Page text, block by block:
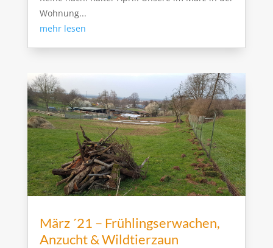
Wohnung...
mehr lesen
März ´21 – Frühlingserwachen,
Anzucht & Wildtierzaun